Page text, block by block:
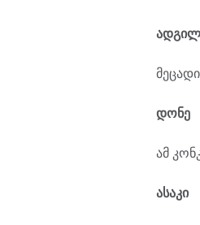
დონე
ამ
ასაკი